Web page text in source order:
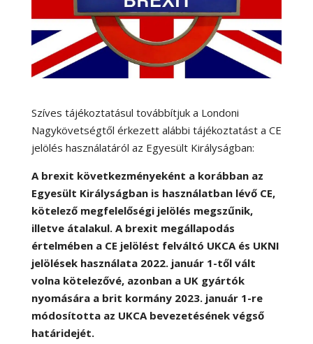
Szíves tájékoztatásul továbbítjuk a Londoni
Nagykövetségtől érkezett alábbi tájékoztatást a CE
jelölés használatáról az Egyesült Királyságban:
A brexit következményeként a korábban az
Egyesült Királyságban is használatban lévő CE,
kötelező megfelelőségi jelölés megszűnik,
illetve átalakul. A brexit megállapodás
értelmében a CE jelölést felváltó UKCA és UKNI
jelölések használata 2022. január 1-től vált
volna kötelezővé, azonban a UK gyártók
nyomására a brit kormány 2023. január 1-re
módosította az UKCA bevezetésének végső
határidejét.